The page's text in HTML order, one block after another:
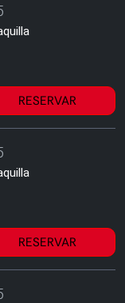
RESERVAR
RESERVAR